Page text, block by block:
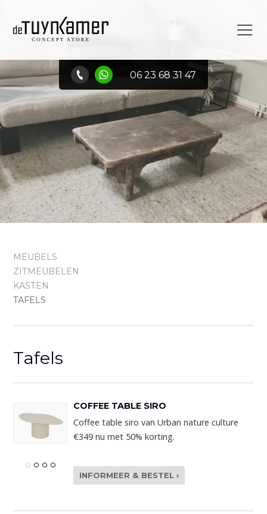
06 23 68 31 47
MEUBELS
ZITMEUBELEN
KASTEN
TAFELS
Tafels
COFFEE TABLE SIRO
Coffee table siro van Urban nature culture
€349 nu met 50% korting.
INFORMEER & BESTEL ›